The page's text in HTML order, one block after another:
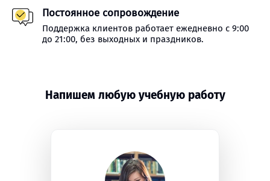
Постоянное сопровождение
Поддержка клиентов работает ежедневно с 9:00
до 21:00, без выходных и праздников.
Напишем любую учебную работу